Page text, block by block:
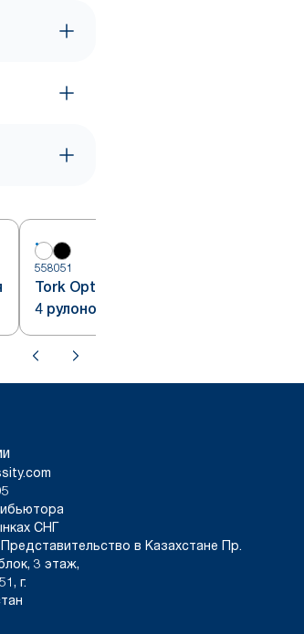
558051
Tork OptiServe® диспенсер для
4 рулонов туалетной бумаги
без втулки
СНГ
в Казахстане Пр.
3 этаж,
г.